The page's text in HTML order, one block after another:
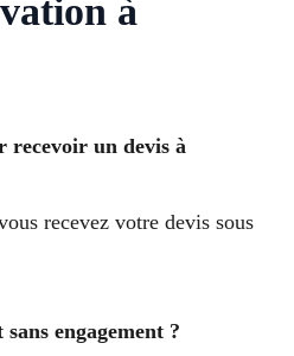
à
recevoir un devis à
recevez votre devis sous
engagement ?